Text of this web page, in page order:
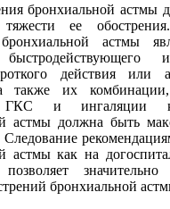
бронхиальной астмы
ее
астмы
быстродействующего
действия или
также их
ГКС и ингаляции
астмы должна быть
астмы как на
позволяет
бронхиальной